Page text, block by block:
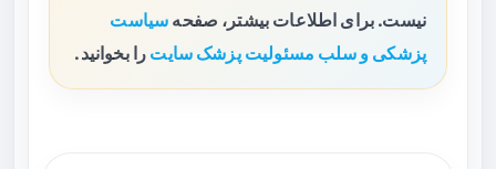
نیست. برای اطلاعات بیشتر، صفحه سیاست
پزشکی و سلب مسئولیت پزشک سایت را بخوانید.